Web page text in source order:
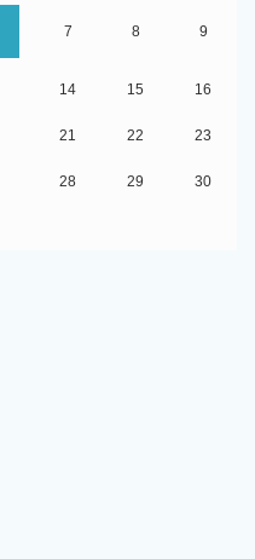
7 8 9
14 15 16
21 22 23
28 29 30